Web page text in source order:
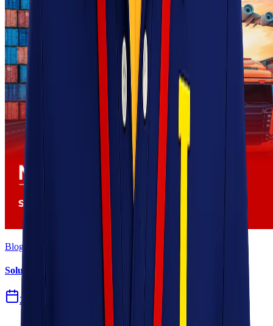
Blog
Solusi Logistik untuk Perusahaan Manufaktur
27 Jul 2026